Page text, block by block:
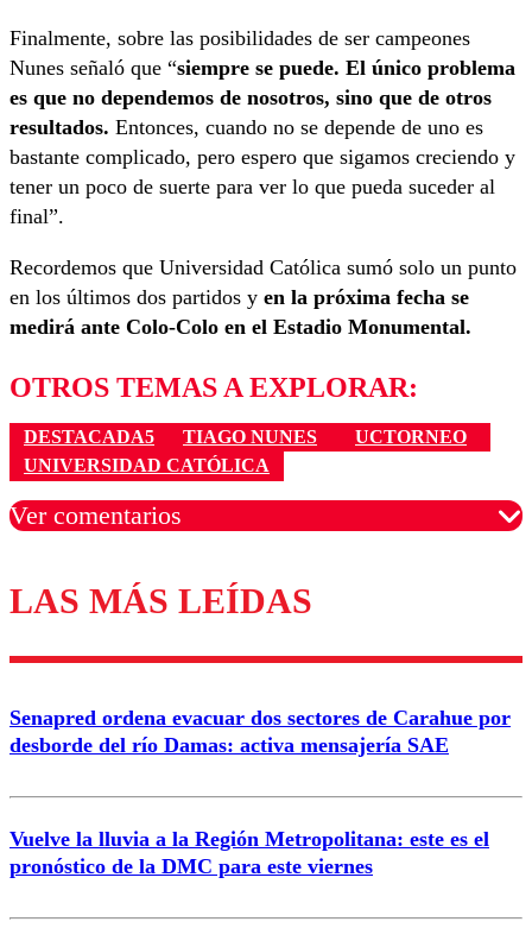
Finalmente, sobre las posibilidades de ser campeones
Nunes señaló que “siempre se puede. El único problema
es que no dependemos de nosotros, sino que de otros
resultados. Entonces, cuando no se depende de uno es
bastante complicado, pero espero que sigamos creciendo y
tener un poco de suerte para ver lo que pueda suceder al
final”.
Recordemos que Universidad Católica sumó solo un punto
en los últimos dos partidos y en la próxima fecha se
medirá ante Colo-Colo en el Estadio Monumental.
OTROS TEMAS A EXPLORAR:
DESTACADA5 TIAGO NUNES
UCTORNEO
UNIVERSIDAD CATÓLICA
Ver comentarios
Los comentarios son moderados para garantizar un
diálogo respetuoso.
Nombre
Correo
Enviar comentario
LAS MÁS LEÍDAS
Senapred ordena evacuar dos sectores de Carahue por
desborde del río Damas: activa mensajería SAE
Vuelve la lluvia a la Región Metropolitana: este es el
pronóstico de la DMC para este viernes